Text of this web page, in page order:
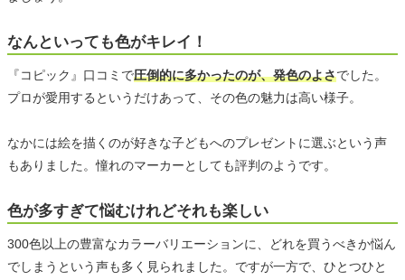
なんといっても色がキレイ！
『コピック』口コミで圧倒的に多かったのが、発色のよさでした。
プロが愛用するというだけあって、その色の魅力は高い様子。
なかには絵を描くのが好きな子どもへのプレゼントに選ぶという声
もありました。憧れのマーカーとしても評判のようです。
色が多すぎて悩むけれどそれも楽しい
300色以上の豊富なカラーバリエーションに、どれを買うべきか悩ん
でしまうという声も多く見られました。ですが一方で、ひとつひと